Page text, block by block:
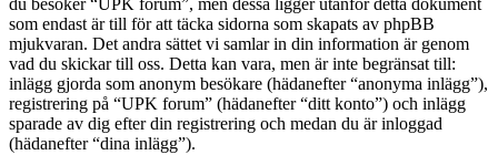
du besöker “UPK forum”, men dessa ligger utanför detta dokument
som endast är till för att täcka sidorna som skapats av phpBB
mjukvaran. Det andra sättet vi samlar in din information är genom
vad du skickar till oss. Detta kan vara, men är inte begränsat till:
inlägg gjorda som anonym besökare (hädanefter “anonyma inlägg”),
registrering på “UPK forum” (hädanefter “ditt konto”) och inlägg
sparade av dig efter din registrering och medan du är inloggad
(hädanefter “dina inlägg”).